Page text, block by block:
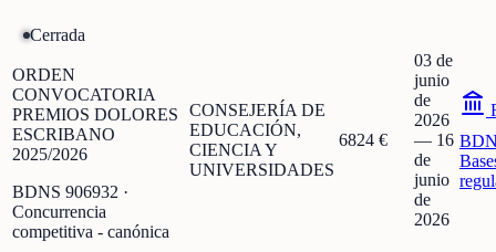
Cerrada
ORDEN
CONVOCATORIA
PREMIOS DOLORES
ESCRIBANO
2025/2026
BDNS 906932 ·
Concurrencia
competitiva - canónica
CONSEJERÍA DE
EDUCACIÓN,
CIENCIA Y
UNIVERSIDADES
6824 €
03 de
junio
de
2026
— 16
de
junio
de
2026